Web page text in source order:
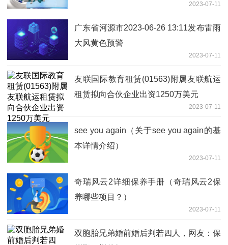
2023-07-11
广东省河源市2023-06-26 13:11发布雷雨
大风黄色预警
2023-07-11
友联国际教育租赁(01563)附属友联航运
租赁拟向合伙企业出资1250万美元
2023-07-11
see you again（关于see you again的基
本详情介绍）
2023-07-11
奇瑞风云2详细保养手册（奇瑞风云2保
养哪些项目？）
2023-07-11
双胞胎兄弟婚前婚后判若四人，网友：保